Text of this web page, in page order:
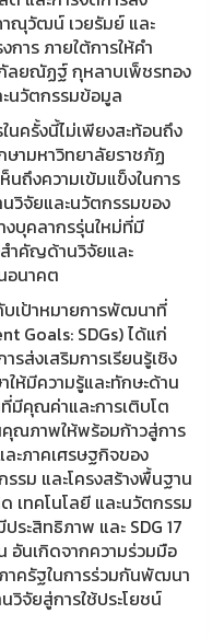
ณุวัฒน์ เวยรัมย์ และ
าร ภายใต้การให้คำ
ลยณัฏฐ์ กุหลาบเพ็ชรทอง
นวัตกรรมข้อมูล
นครั้งนี้ไม่เพียงสะท้อนถึง
ามหาวิทยาลัยราชภัฏ
ถึงความเข้มแข็งในการ
วิจัยและนวัตกรรมของ
งบุคลากรรุ่นใหม่ที่มี
ำคัญด้านวิจัยและ
อนาคต
บเป้าหมายการพัฒนาที่
Goals: SDGs) ได้แก่
ส่งเสริมการเรียนรู้เชิง
มีความรู้และทักษะด้าน
มีคุณค่าและการเติบโต
คุณภาพให้พร้อมก้าวสู่การ
ะภาคเศรษฐกิจของ
รม และโครงสร้างพื้นฐาน
ทคโนโลยี และนวัตกรรม
ระสิทธิภาพ และ SDG 17
นเกิดจากความร่วมมือ
าครัฐในการร่วมกันพัฒนา
จัยสู่การใช้ประโยชน์